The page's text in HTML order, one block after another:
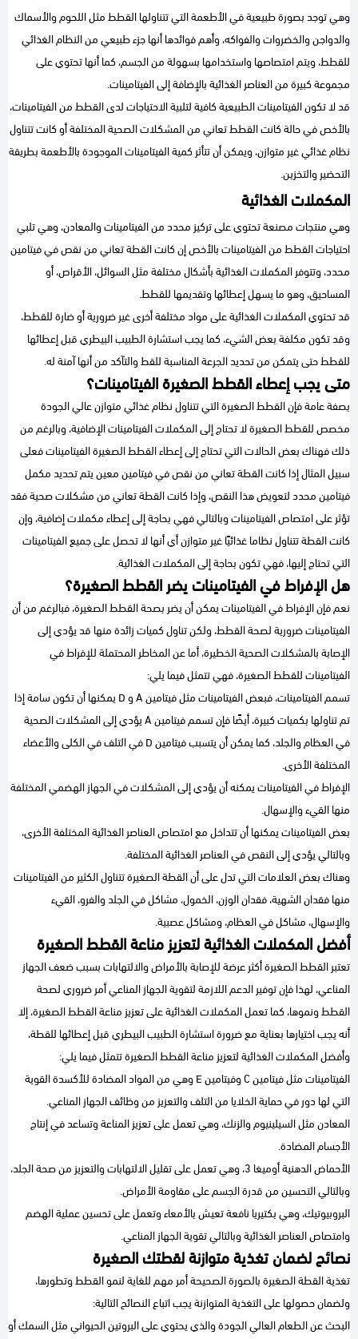
وهي توجد بصورة طبيعية في الأطعمة التي تتناولها القطط مثل اللحوم والأسماك
والدواجن والخضروات والفواكه، وأهم فوائدها أنها جزء طبيعي من النظام الغذائي
للقطط، ويتم امتصاصها واستخدامها بسهولة من الجسم، كما أنها تحتوي على
مجموعة كبيرة من العناصر الغذائية بالإضافة إلى الفيتامينات.
قد لا تكون الفيتامينات الطبيعية كافية لتلبية الاحتياجات لدى القطط من الفيتامينات،
بالأخص في حالة كانت القطط تعاني من المشكلات الصحية المختلفة أو كانت تتناول
نظام غذائي غير متوازن، ويمكن أن تتأثر كمية الفيتامينات الموجودة بالأطعمة بطريقة
التحضير والتخزين.
المكملات الغذائية
وهي منتجات مصنعة تحتوي على تركيز محدد من الفيتامينات والمعادن، وهي تلبي
احتياجات القطط من الفيتامينات بالأخص إن كانت القطة تعاني من نقص في فيتامين
محدد، وتتوفر المكملات الغذائية بأشكال مختلفة مثل السوائل، الأقراص، أو
المساحيق، وهو ما يسهل إعطائها وتقديمها للقطط.
قد تحتوي المكملات الغذائية على مواد مختلفة أخرى غير ضرورية أو ضارة للقطط،
وقد تكون مكلفة بعض الشيء، كما يجب استشارة الطبيب البيطري قبل إعطائها
للقطط حتى يتمكن من تحديد الجرعة المناسبة للقط والتآكد من أنها آمنة له.
متى يجب إعطاء القطط الصغيرة الفيتامينات؟
بصفة عامة فإن القطط الصغيرة التي تتناول نظام غذائي متوازن عالي الجودة
مخصص للقطط الصغيرة لا تحتاج إلى المكملات الفيتامينات الإضافية، وبالرغم من
ذلك فهناك بعض الحالات التي تحتاج إلى إعطاء القطط الصغيرة الفيتامينات فعلى
سبيل المثال إذا كانت القطة تعاني من نقص في فيتامين معين يتم تحديد مكمل
فيتامين محدد لتعويض هذا النقص، وإذا كانت القطة تعاني من مشكلات صحية فقد
تؤثر على امتصاص الفيتامينات وبالتالي فهي بحاجة إلى إعطاء مكملات إضافية، وإن
كانت القطة تتناول نظاما غذائيًا غير متوازن أي أنها لا تحصل على جميع الفيتامينات
التي تحتاج إليها، فهي تكون بحاجة إلى المكملات الغذائية.
هل الإفراط في الفيتامينات يضر القطط الصغيرة؟
نعم فإن الإفراط في الفيتامينات يمكن أن يضر بصحة القطط الصغيرة، فبالرغم من أن
الفيتامينات ضرورية لصحة القطط، ولكن تناول كميات زائدة منها قد يؤدي إلى
الإصابة بالمشكلات الصحية الخطيرة، أما عن المخاطر المحتملة للإفراط في
الفيتامينات للقطط الصغيرة، فهي تتمثل فيما يلي:
تسمم الفيتامينات، فبعض الفيتامينات مثل فيتامين A و D يمكنها أن تكون سامة إذا
تم تناولها بكميات كبيرة، أيضًا فإن تسمم فيتامين A يؤدي إلى المشكلات الصحية
في العظام والجلد، كما يمكن أن يتسبب فيتامين D في التلف في الكلى والأعضاء
المختلفة الأخرى.
الإفراط في الفيتامينات يمكنه أن يؤدي إلى المشكلات في الجهاز الهضمي المختلفة
منها القيء والإسهال.
بعض الفيتامينات يمكنها أن تتداخل مع امتصاص العناصر الغذائية المختلفة الأخرى،
وبالتالي يؤدي إلى النقص في العناصر الغذائية المختلفة.
وهناك بعض العلامات التي تدل على أن القطة الصغيرة تتناول الكثير من الفيتامينات
منها فقدان الشهية، فقدان الوزن، الخمول، مشاكل في الجلد والفرو، القيء
والإسهال، مشاكل في العظام، ومشاكل عصبية.
أفضل المكملات الغذائية لتعزيز مناعة القطط الصغيرة
تعتبر القطط الصغيرة أكثر عرضة للإصابة بالأمراض والالتهابات بسبب ضعف الجهاز
المناعي، لهذا فإن توفير الدعم اللازمة لتقوية الجهاز المناعي أمر ضروري لصحة
القطط ونموها، كما تعمل المكملات الغذائية على تعزيز مناعة القطط الصغيرة، إلا
أنه يجب اختيارها بعناية مع ضرورة استشارة الطبيب البيطري قبل إعطائها للقطة،
وأفضل المكملات الغذائية لتعزيز مناعة القطط الصغيرة تتمثل فيما يلي:
الفيتامينات مثل فيتامين C وفيتامين E وهي من المواد المضادة للأكسدة القوية
التي لها دور في حماية الخلايا من التلف والتعزيز من وظائف الجهاز المناعي.
المعادن مثل السيلينيوم والزنك، وهي تعمل على تعزيز المناعة وتساعد في إنتاج
الأجسام المضادة.
الأحماض الدهنية أوميغا 3، وهي تعمل على تقليل الالتهابات والتعزيز من صحة الجلد،
وبالتالي التحسين من قدرة الجسم على مقاومة الأمراض.
البروبيوتيك، وهي بكتيريا نافعة تعيش بالأمعاء وتعمل على تحسين عملية الهضم
وامتصاص العناصر الغذائية وبالتالي تقوية الجهاز المناعي.
نصائح لضمان تغذية متوازنة لقطتك الصغيرة
تغذية القطة الصغيرة بالصورة الصحيحة أمر مهم للغاية لنمو القطط وتطورها،
ولضمان حصولها على التغذية المتوازنة يجب اتباع النصائح التالية:
البحث عن الطعام العالي الجودة والذي يحتوي على البروتين الحيواني مثل السمك أو